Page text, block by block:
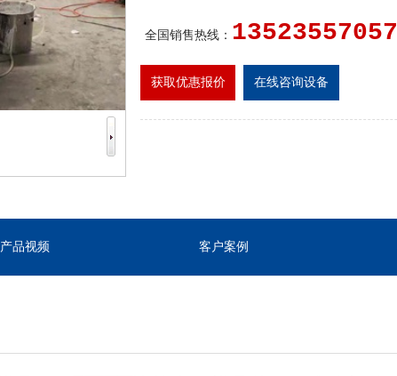
全国销售热线： 13523557057
获取优惠报价 在线咨询设备
产品视频 客户案例